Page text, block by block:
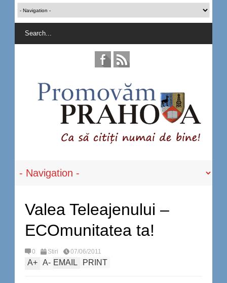
Valea Teleajenului –
ECOmunitatea ta!
0 Stiri 07/06/2011
A+ A- EMAIL PRINT